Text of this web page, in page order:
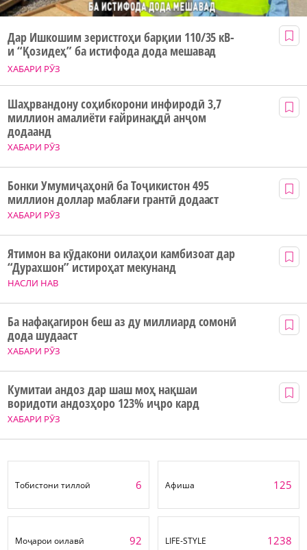
ХАБАРИ РӮЗ
Дар Ишкошим зеристгоҳи барқии 110/35 кВ-
и “Қозидеҳ” ба истифода дода мешавад
ХАБАРИ РӮЗ
Шаҳрвандону соҳибкорони инфиродӣ 3,7
миллион амалиёти ғайринақдӣ анҷом
додаанд
ХАБАРИ РӮЗ
Бонки Умумиҷаҳонӣ ба Тоҷикистон 495
миллион доллар маблағи грантӣ додааст
НАСЛИ НАВ
Ятимон ва кӯдакони оилаҳои камбизоат дар
“Дурахшон” истироҳат мекунанд
ХАБАРИ РӮЗ
Ба нафақагирон беш аз ду миллиард сомонӣ
дода шудааст
ХАБАРИ РӮЗ
Кумитаи андоз дар шаш моҳ нақшаи
воридоти андозҳоро 123% иҷро кард
Тобистони тиллоӣ 6 Афиша 125
Моҷарои оилавӣ 92 LIFE-STYLE 1238